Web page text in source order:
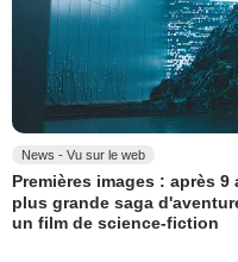
News - Vu sur le web
Premières images : après
plus grande saga
un film de science-fiction